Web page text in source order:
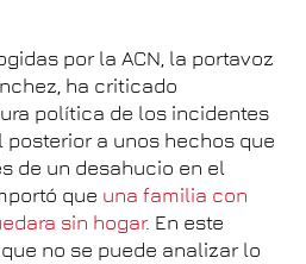
por la ACN, la portavoz
ha criticado
política de los incidentes
a unos hechos que
de un desahucio en el
que una familia con
sin hogar. En este
no se puede analizar lo